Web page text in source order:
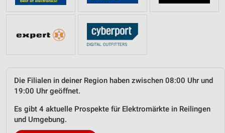
Die Filialen in deiner Region haben zwischen 08:00 Uhr und
19:00 Uhr geöffnet.
Es gibt 4 aktuelle Prospekte für Elektromärkte in Reilingen
und Umgebung.